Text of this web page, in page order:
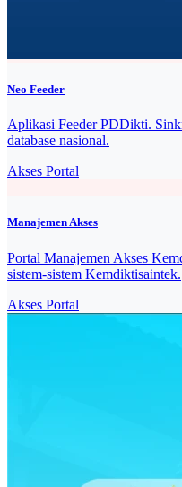
Neo Feeder
Aplikasi Feeder PDDikti.
database nasional.
Akses Portal